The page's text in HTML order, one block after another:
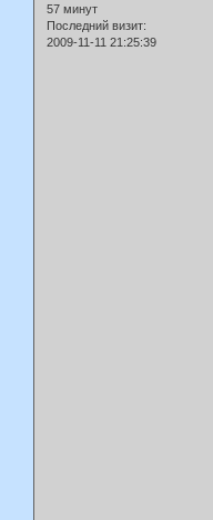
57 минут
Последний визит:
2009-11-11 21:25:39